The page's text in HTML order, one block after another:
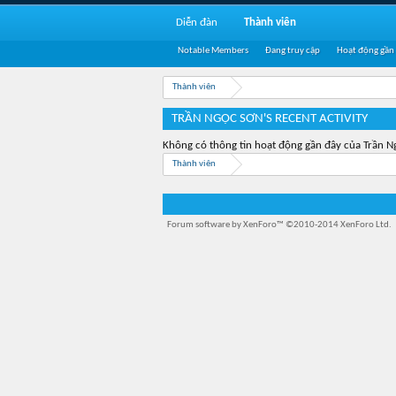
Thành viên
TRẦN NGỌC SƠN'S RECENT ACTIVITY
Không có thông tin hoạt động gần đây của Trần
Thành viên
Diễn đàn Thành viên
Notable Members Đang truy cập Hoạt động gần
Forum software by XenForo™ ©2010-2014 XenForo Ltd.